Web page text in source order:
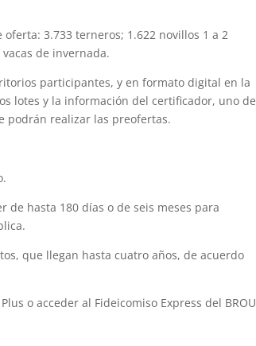
3.733 terneros; 1.622 novillos 1 a 2
de invernada.
participantes, y en formato digital en la
lotes y la información del certificador, uno de
podrán realizar las preofertas.
de hasta 180 días o de seis meses para
que llegan hasta cuatro años, de acuerdo
o acceder al Fideicomiso Express del BROU